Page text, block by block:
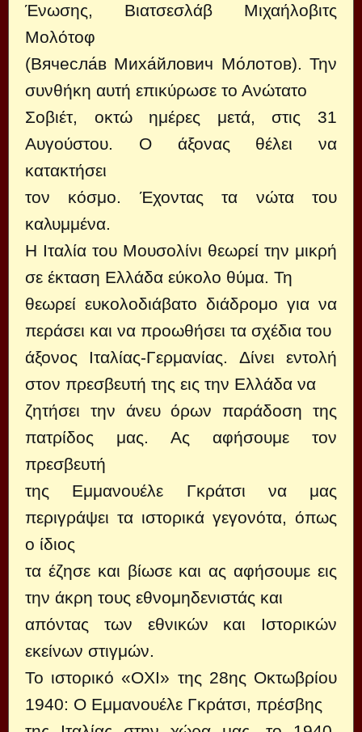
Ένωσης, Βιατσεσλάβ Μιχαήλοβιτς
Μολότοφ
(Вячесла́в Миха́йлович Мо́лотов). Την
συνθήκη αυτή επικύρωσε το Ανώτατο
Σοβιέτ, οκτώ ημέρες μετά, στις 31
Αυγούστου. Ο άξονας θέλει να
κατακτήσει
τον κόσμο. Έχοντας τα νώτα του
καλυμμένα.
Η Ιταλία του Μουσολίνι θεωρεί την μικρή
σε έκταση Ελλάδα εύκολο θύμα. Τη
θεωρεί ευκολοδιάβατο διάδρομο για να
περάσει και να προωθήσει τα σχέδια του
άξονος Ιταλίας-Γερμανίας. Δίνει εντολή
στον πρεσβευτή της εις την Ελλάδα να
ζητήσει την άνευ όρων παράδοση της
πατρίδος μας. Ας αφήσουμε τον
πρεσβευτή
της Εμμανουέλε Γκράτσι να μας
περιγράψει τα ιστορικά γεγονότα, όπως
ο ίδιος
τα έζησε και βίωσε και ας αφήσουμε εις
την άκρη τους εθνομηδενιστάς και
απόντας των εθνικών και Ιστορικών
εκείνων στιγμών.
Το ιστορικό «ΟΧΙ» της 28ης Οκτωβρίου
1940: Ο Εμμανουέλε Γκράτσι, πρέσβης